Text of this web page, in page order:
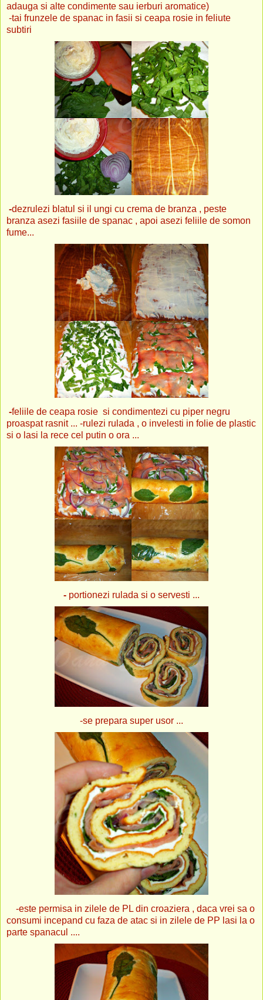
adauga si alte condimente sau ierburi aromatice)
-tai frunzele de spanac in fasii si ceapa rosie in feliute
subtiri
-dezrulezi blatul si il ungi cu crema de branza , peste
branza asezi fasiile de spanac , apoi asezi feliile de somon
fume...
-feliile de ceapa rosie si condimentezi cu piper negru
proaspat rasnit ... -rulezi rulada , o invelesti in folie de plastic
si o lasi la rece cel putin o ora ...
- portionezi rulada si o servesti ...
-se prepara super usor ...
-este permisa in zilele de PL din croaziera , daca vrei sa o
consumi incepand cu faza de atac si in zilele de PP lasi la o
parte spanacul ....